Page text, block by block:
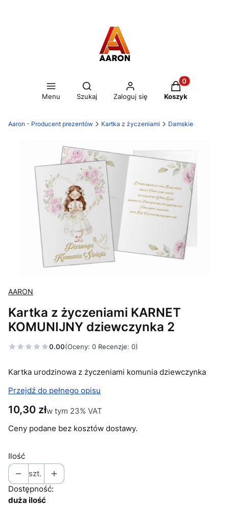
Menu
Otwórz wyszukiwarkę
Szukaj Zaloguj się
Produkty w
Koszyk
Aaron - Producent prezentów Kartka z życzeniami Damskie
AARON
Kartka z życzeniami KARNET
KOMUNIJNY dziewczynka 2
0.00(Oceny: 0 Recenzje: 0)
Kartka urodzinowa z życzeniami komunia dziewczynka
Przejdź do pełnego opisu
Cena
10,30 złw tym 23% VAT
w tym 23% VAT
Ceny podane bez kosztów dostawy.
Ilość
szt.
Dostępność:
duża ilość